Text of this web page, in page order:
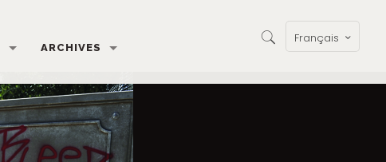
ARCHIVES
Français